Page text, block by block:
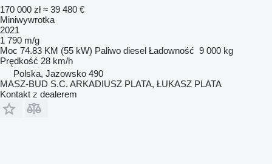
170 000 zł ≈ 39 480 €
Miniwywrotka
2021
1 790 m/g
Moc 74.83 KM (55 kW) Paliwo diesel Ładowność 9 000 kg
Prędkość 28 km/h
Polska, Jazowsko 490
MASZ-BUD S.C. ARKADIUSZ PLATA, ŁUKASZ PLATA
Kontakt z dealerem